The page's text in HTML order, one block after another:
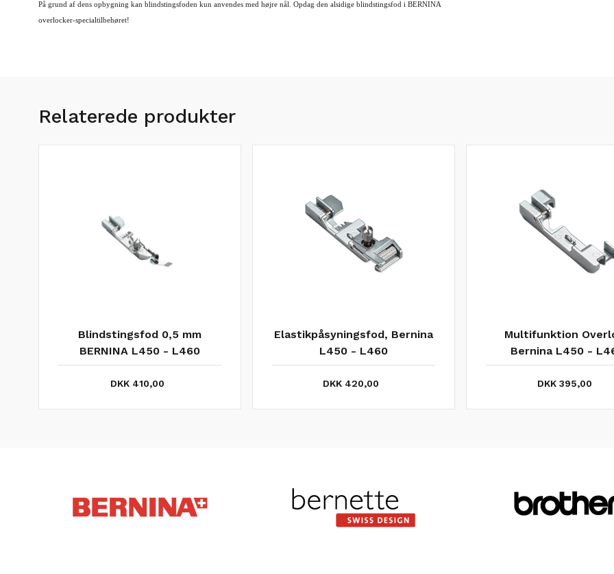
På grund af dens opbygning kan blindstingsfoden kun anvendes med højre nål. Opdag den alsidige blindstingsfod i BERNINA
overlocker-specialtilbehøret!
Relaterede produkter
Multifunktion Overlock
Bernina L450 - L460
DKK 395,00
Rynkefod Overlock Bernina
L450 - L460
DKK 495,00
Deco spoleholder
L450 - L460
DKK 285,00